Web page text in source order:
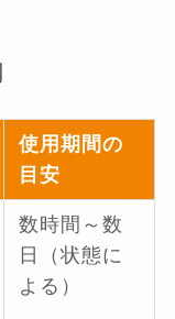
使用期間の
目安
数時間～数
日（状態に
よる）